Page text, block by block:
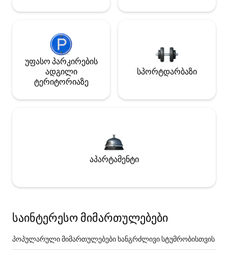
უფასო პარკირების
ადგილი
ტერიტორიაზე
სპორტდარბაზი
აპარტამენტი
საინტერესო მიმართულებები
პოპულარული მიმართულებები ხანგრძლივი სტუმრობისთვის